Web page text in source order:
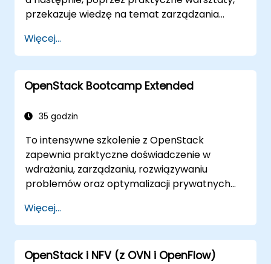
przekazuje wiedzę na temat zarządzania
OpenStack. Na końcu poruszane są tematy
związane z rozwiązywaniem problemów oraz
zaawansowane zagadnienia architektoniczne.
Celem kursu jest zapoznanie z ekosystemem
podstawy do dalszego rozwijania i
obejmuje wszystkie tematy niezbędne do
zdania egzaminu na Certyfikowanego
Administratora OpenStack. 75% kursu opiera
się na praktycznych warsztatach w
rzeczywistym środowisku szkoleniowym
OpenStack.
Więcej...
OpenStack Bootcamp Extended
35 godzin
To intensywne szkolenie z OpenStack
zapewnia praktyczne doświadczenie w
wdrażaniu, zarządzaniu, rozwiązywaniu
problemów oraz optymalizacji prywatnych
OpenStack. Zaprojektowane jako rozszerzony
bootcamp, kurs obejmuje podstawowe
tematy administracyjne, rzeczywiste
scenariusze rozwiązywania problemów oraz
Więcej...
OpenStack i NFV (z OVN i OpenFlow)